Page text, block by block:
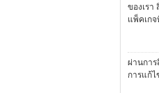
ของเรา
แพ็คเก
ผ่านกา
การแก้